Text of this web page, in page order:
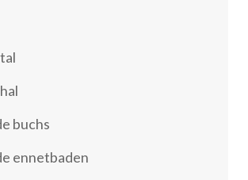
buchs
ennetbaden